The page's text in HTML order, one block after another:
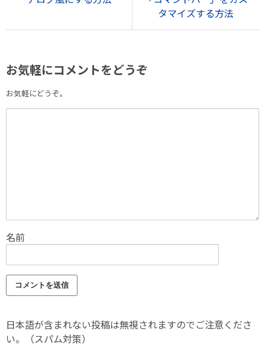
タマイズする方法
お気軽にコメントをどうぞ
お気軽にどうぞ。
名前
日本語が含まれない投稿は無視されますのでご注意くださ
い。（スパム対策）